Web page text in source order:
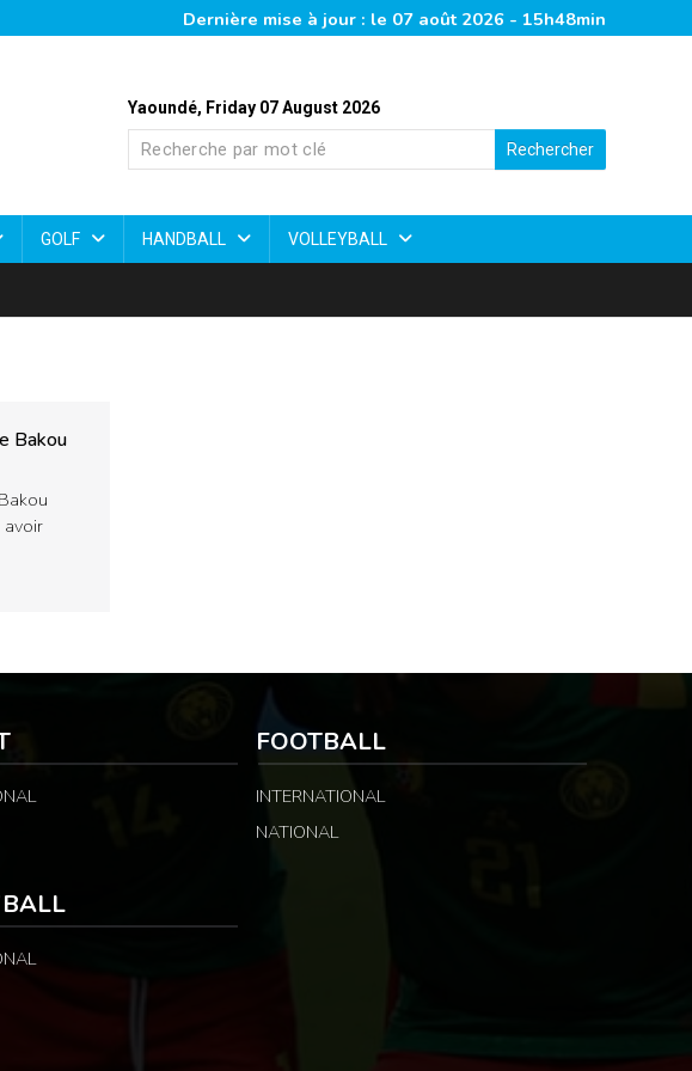
Dernière mise à jour : le 07 août 2026 - 15h48min
Yaoundé, Friday 07 August 2026
Rechercher
GOLF HANDBALL VOLLEYBALL
Bakou
avoir
FOOTBALL
INTERNATIONAL
NATIONAL